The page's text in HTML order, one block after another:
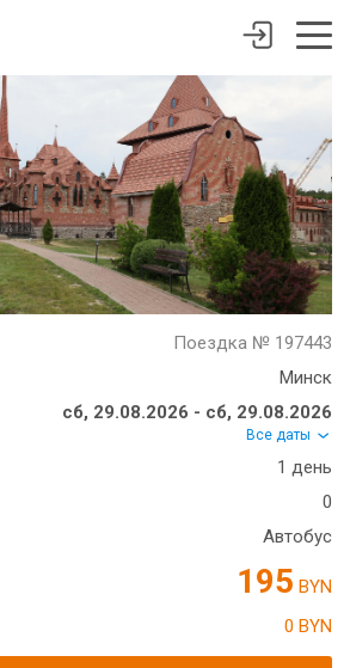
Поездка № 197443
Минск
сб, 29.08.2026 - сб, 29.08.2026
Все даты
1 день
0
Автобус
195 BYN
0 BYN